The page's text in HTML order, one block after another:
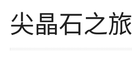
尖晶石之旅